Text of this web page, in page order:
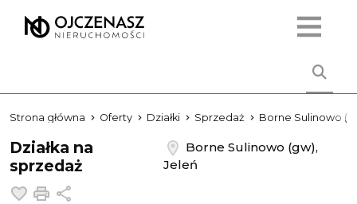
Strona główna Oferty Działki Sprzedaż Borne Sulinowo
Działka na
sprzedaż
Borne Sulinowo (gw),
Jeleń
Dodaj do ulubionych
Drukuj